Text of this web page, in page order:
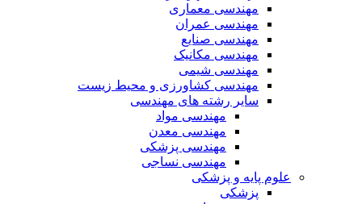
مهندسی معماری
مهندسی عمران
مهندسی صنایع
مهندسی مکانیک
مهندسی شیمی
مهندسی کشاورزی و محیط زیست
سایر رشته های مهندسی
مهندسی مواد
مهندسی معدن
مهندسی پزشکی
مهندسی نساجی
علوم پایه و پزشکی
پزشکی